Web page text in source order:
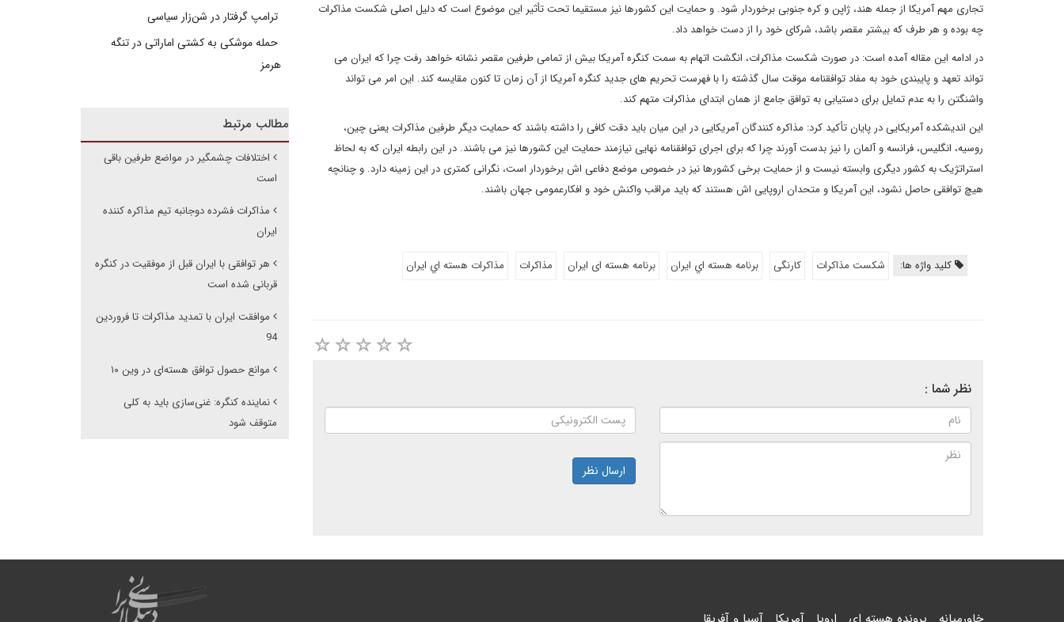
تجاری مهم آمریکا از جمله هند، ژاپن و کره جنوبی برخوردار شود. و حمایت این کشورها نیز مستقیما تحت تأثیر این موضوع است که دلیل اصلی شکست مذاکرات
چه بوده و هر طرف که بیشتر مقصر باشد، شرکای خود را از دست خواهد داد.
در ادامه این مقاله آمده است: در صورت شکست مذاکرات، انگشت اتهام به سمت کنگره آمریکا بیش از تمامی طرفین مقصر نشانه خواهد رفت چرا که ایران می
تواند تعهد و پایبندی خود به مفاد توافقنامه موقت سال گذشته را با فهرست تحریم های جدید کنگره آمریکا از آن زمان تا کنون مقایسه کند. این امر می تواند
واشنگتن را به عدم تمایل برای دستیابی به توافق جامع از همان ابتدای مذاکرات متهم کند.
این اندیشکده آمریکایی در پایان تأکید کرد: مذاکره کنندگان آمریکایی در این میان باید دقت کافی را داشته باشند که حمایت دیگر طرفین مذاکرات یعنی چین،
روسیه، انگلیس، فرانسه و آلمان را نیز بدست آورند چرا که برای اجرای توافقنامه نهایی نیازمند حمایت این کشورها نیز می باشند. در این رابطه ایران که به لحاظ
استراتژیک به کشور دیگری وابسته نیست و از حمایت برخی کشورها نیز در خصوص موضع دفاعی اش برخوردار است، نگرانی کمتری در این زمینه دارد. و چنانچه
هیچ توافقی حاصل نشود، این آمریکا و متحدان اروپایی اش هستند که باید مراقب واکنش خود و افکارعمومی جهان باشند.
کلید واژه ها: شکست مذاکرات کارنگی برنامه هسته اي ايران برنامه هسته ای ایران مذاکرات مذاكرات هسته اي ايران
نظر شما :
ارسال نظر
ترامپ گرفتار در شن‌زار سیاسی
حمله موشکی به کشتی اماراتی در تنگه
هرمز
مطالب مرتبط
اختلافات چشمگیر در مواضع طرفین باقی
است
مذاکرات فشرده دوجانبه تیم مذاکره کننده
ایران
هر توافقی با ایران قبل از موفقیت در کنگره
قربانی شده است
موافقت ایران با تمدید مذاکرات تا فروردین
94
موانع حصول توافق هسته‌ای در وین ۱۰
نماینده کنگره: غنی‌سازی باید به کلی
متوقف شود